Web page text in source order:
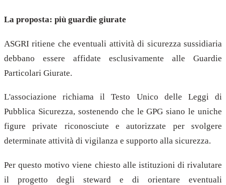
La proposta: più guardie giurate
ASGRI ritiene che eventuali attività di sicurezza sussidiaria
debbano essere affidate esclusivamente alle Guardie
Particolari Giurate.
L'associazione richiama il Testo Unico delle Leggi di
Pubblica Sicurezza, sostenendo che le GPG siano le uniche
figure private riconosciute e autorizzate per svolgere
determinate attività di vigilanza e supporto alla sicurezza.
Per questo motivo viene chiesto alle istituzioni di rivalutare
il progetto degli steward e di orientare eventuali